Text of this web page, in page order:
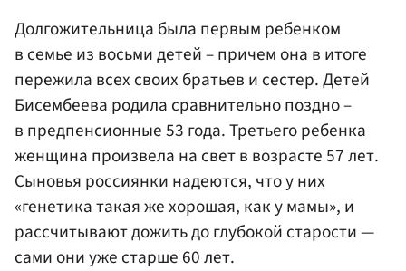
Долгожительница была первым ребенком
в семье из восьми детей – причем она в итоге
пережила всех своих братьев и сестер. Детей
Бисембеева родила сравнительно поздно –
в предпенсионные 53 года. Третьего ребенка
женщина произвела на свет в возрасте 57 лет.
Сыновья россиянки надеются, что у них
«генетика такая же хорошая, как у мамы», и
рассчитывают дожить до глубокой старости —
сами они уже старше 60 лет.